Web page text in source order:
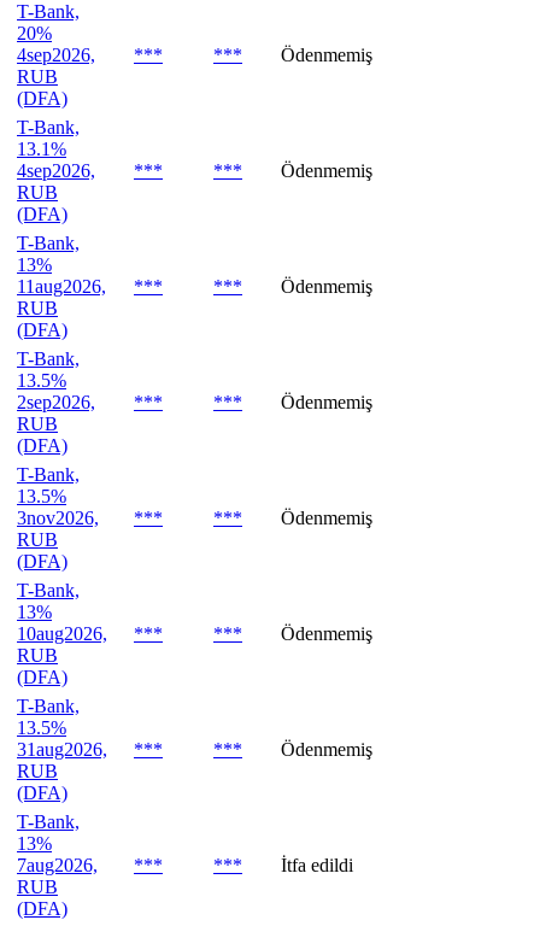
T-Bank,
20%
4sep2026,
RUB
(DFA)
*** *** Ödenmemiş
T-Bank,
13.1%
4sep2026,
RUB
(DFA)
*** *** Ödenmemiş
T-Bank,
13%
11aug2026,
RUB
(DFA)
*** *** Ödenmemiş
T-Bank,
13.5%
2sep2026,
RUB
(DFA)
*** *** Ödenmemiş
T-Bank,
13.5%
3nov2026,
RUB
(DFA)
*** *** Ödenmemiş
T-Bank,
13%
10aug2026,
RUB
(DFA)
*** *** Ödenmemiş
T-Bank,
13.5%
31aug2026,
RUB
(DFA)
*** *** Ödenmemiş
T-Bank,
13%
7aug2026,
RUB
(DFA)
*** *** İtfa edildi